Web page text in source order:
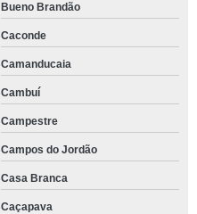
Bueno Brandão
Caconde
Camanducaia
Cambuí
Campestre
Campos do Jordão
Casa Branca
Caçapava